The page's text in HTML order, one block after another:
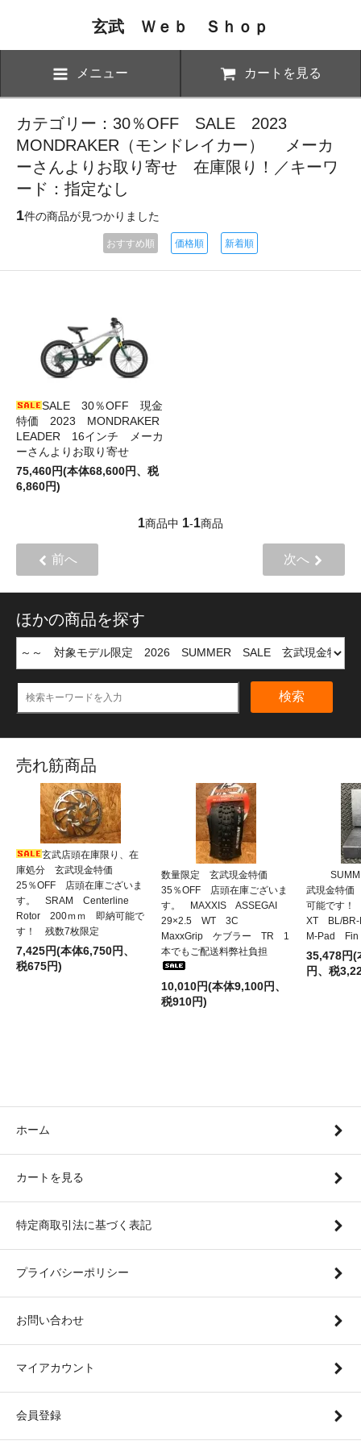
玄武 Ｗｅｂ Ｓｈｏｐ
メニュー カートを見る
カテゴリー：30％OFF SALE 2023
MONDRAKER（モンドレイカー） メーカ
ーさんよりお取り寄せ 在庫限り！／キーワ
ード：指定なし
1件の商品が見つかりました
おすすめ順 価格順 新着順
SALE 30％OFF 現金
特価 2023 MONDRAKER
LEADER 16インチ メーカ
ーさんよりお取り寄せ
75,460円(本体68,600円、税
6,860円)
1商品中 1-1商品
前へ 次へ
ほかの商品を探す
検索
売れ筋商品
玄武店頭在庫限り、在
庫処分 玄武現金特価
25％OFF 店頭在庫ございま
す。 SRAM Centerline
Rotor 200ｍｍ 即納可能で
す！ 残数7枚限定
7,425円(本体6,750円、
税675円)
数量限定 玄武現金特価
35％OFF 店頭在庫ございま
す。 MAXXIS ASSEGAI
29×2.5 WT 3C
MaxxGrip ケブラー TR 1
本でもご配送料弊社負担
10,010円(本体9,100円、
税910円)
武現金特
可能です
XT BL/
M-Pad Fin
35,478円(
円、税
ホーム
カートを見る
特定商取引法に基づく表記
プライバシーポリシー
お問い合わせ
マイアカウント
会員登録